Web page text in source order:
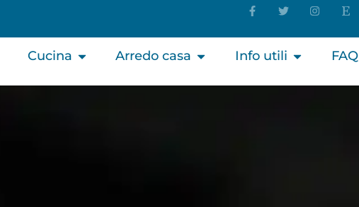
Cucina Arredo casa Info utili FAQ